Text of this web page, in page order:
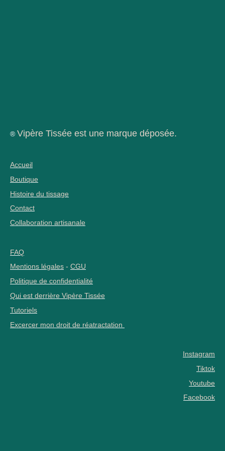
® Vipère Tissée est une marque déposée.
Accueil
Boutique
Histoire du tissage
Contact
Collaboration artisanale
FAQ
Mentions légales - CGU
Politique de confidentialité
Qui est derrière Vipère Tissée
Tutoriels
Excercer mon droit de réatractation
Instagram
Tiktok
Youtube
Facebook